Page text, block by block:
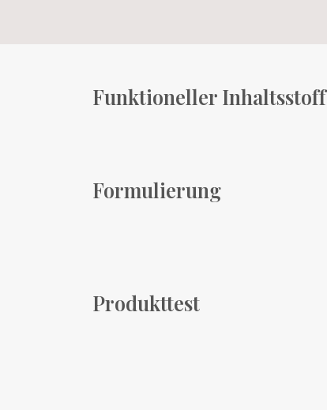
Funktioneller Inhaltsstoff
Formulierung
Produkttest